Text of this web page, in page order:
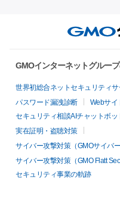
GMOインターネットグルー
世界初総合ネットセキュリティサ
パスワード漏洩診断
Webサイ
セキュリティ相談AIチャットボッ
実在証明・盗聴対策
サイバー攻撃対策（GMOサイバ
サイバー攻撃対策（GMO Flatt
セキュリティ事業の軌跡